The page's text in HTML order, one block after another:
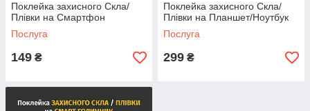
Поклейка захисного Скла/
Плівки на Смартфон
Послуга
149 ₴
Поклейка захисного Скла/
Плівки на Планшет/Ноутбук
Послуга
299 ₴